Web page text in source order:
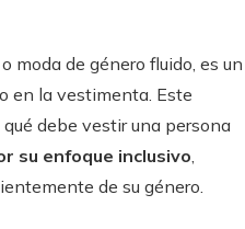
moda de género fluido, es un
en la vestimenta. Este
debe vestir una persona
su enfoque inclusivo
de su género.